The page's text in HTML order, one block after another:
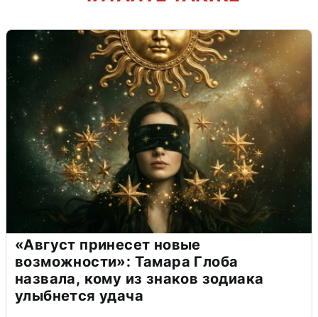
«Август принесет новые
возможности»: Тамара Глоба
назвала, кому из знаков зодиака
улыбнется удача